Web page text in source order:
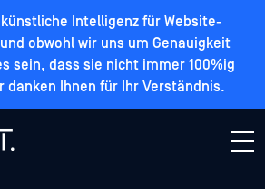
Intelligenz für Website-
obwohl wir uns um Genauigkeit
sein, dass sie nicht immer 100%ig
danken Ihnen für Ihr Verständnis.